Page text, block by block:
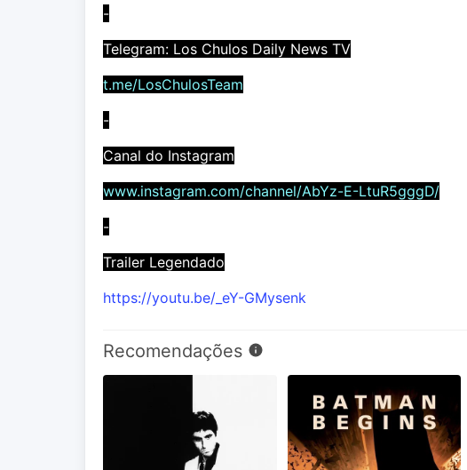
-
Telegram: Los Chulos Daily News TV
t.me/LosChulosTeam
-
Canal do Instagram
www.instagram.com/channel/AbYz-E-LtuR5gggD/
-
Trailer Legendado
https://youtu.be/_eY-GMysenk
Recomendações